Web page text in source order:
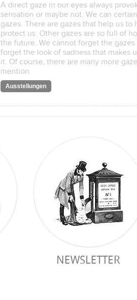
A direct gaze in our eyes always
sensation or maybe not. We can
gazes. There are gazes that help us to
protect us. Other gazes are so full of
the future. We cannot forget the
forget the look of sadness that makes
it. Of course, there are many more
mention.
Ausstellungen
NEWSLETTER